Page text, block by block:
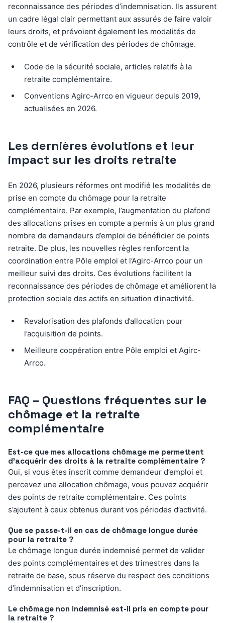
reconnaissance des périodes d’indemnisation. Ils assurent
un cadre légal clair permettant aux assurés de faire valoir
leurs droits, et prévoient également les modalités de
contrôle et de vérification des périodes de chômage.
Code de la sécurité sociale, articles relatifs à la
retraite complémentaire.
Conventions Agirc-Arrco en vigueur depuis 2019,
actualisées en 2026.
Les dernières évolutions et leur
impact sur les droits retraite
En 2026, plusieurs réformes ont modifié les modalités de
prise en compte du chômage pour la retraite
complémentaire. Par exemple, l’augmentation du plafond
des allocations prises en compte a permis à un plus grand
nombre de demandeurs d’emploi de bénéficier de points
retraite. De plus, les nouvelles règles renforcent la
coordination entre Pôle emploi et l’Agirc-Arrco pour un
meilleur suivi des droits. Ces évolutions facilitent la
reconnaissance des périodes de chômage et améliorent la
protection sociale des actifs en situation d’inactivité.
Revalorisation des plafonds d’allocation pour
l’acquisition de points.
Meilleure coopération entre Pôle emploi et Agirc-
Arrco.
FAQ – Questions fréquentes sur le
chômage et la retraite
complémentaire
Est-ce que mes allocations chômage me permettent
d’acquérir des droits à la retraite complémentaire ?
Oui, si vous êtes inscrit comme demandeur d’emploi et
percevez une allocation chômage, vous pouvez acquérir
des points de retraite complémentaire. Ces points
s’ajoutent à ceux obtenus durant vos périodes d’activité.
Que se passe-t-il en cas de chômage longue durée
pour la retraite ?
Le chômage longue durée indemnisé permet de valider
des points complémentaires et des trimestres dans la
retraite de base, sous réserve du respect des conditions
d’indemnisation et d’inscription.
Le chômage non indemnisé est-il pris en compte pour
la retraite ?